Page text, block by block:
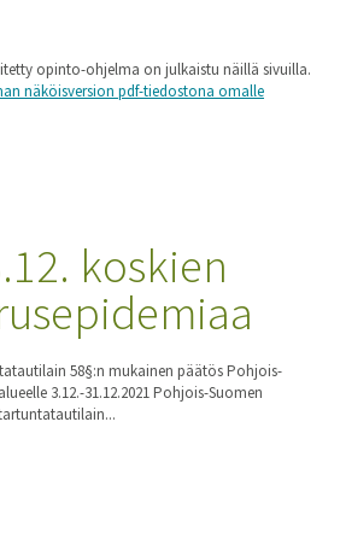
opinto-ohjelma on julkaistu näillä sivuilla.
näköisversion pdf-tiedostona omalle
koskien
58§:n mukainen päätös Pohjois-
3.12.-31.12.2021 Pohjois-Suomen